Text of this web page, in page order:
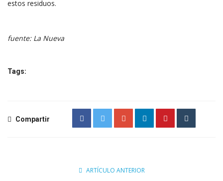
estos residuos.
fuente: La Nueva
Tags:
Compartir
ARTÍCULO ANTERIOR